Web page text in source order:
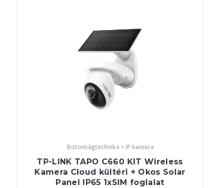
Biztonságtechnika > IP kamera
TP-LINK TAPO C660 KIT Wireless
Kamera Cloud kültéri + Okos Solar
Panel IP65 1xSIM foglalat